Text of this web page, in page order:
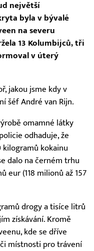
největší
byla v bývalé
na severu
13 Kolumbijců, tři
v úterý
jakou jsme kdy v
šéf André van Rijn.
omamné látky
odhaduje, že
kilogramů kokainu
dalo na černém trhu
eur (118 milionů až 157
drogy a tisíce litrů
získávání. Kromě
kde se dříve
místnosti pro trávení